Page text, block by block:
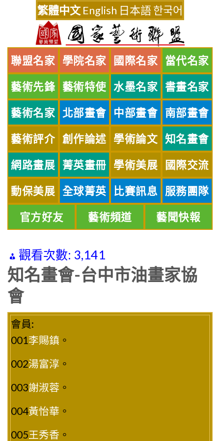
繁體中文 English 日本語한국어
聯盟名家 學院名家 國際名家 當代名家
藝術先鋒 藝術特使 水墨名家 書畫名家
藝術名家 北部畫會 中部畫會 南部畫會
藝術評介 創作論述 學術論文 知名畫會
網路畫展 菁英畫冊 學術美展 國際交流
動保美展 全球菁英 比賽訊息 服務團隊
官方好友 藝術頻道 藝聞快報
觀看次數: 3,141
知名畫會-台中市油畫家協
會
會員:
001李賜鎮 。
002湯富淳 。
003謝淑蓉 。
004黃怡華 。
005王秀香 。